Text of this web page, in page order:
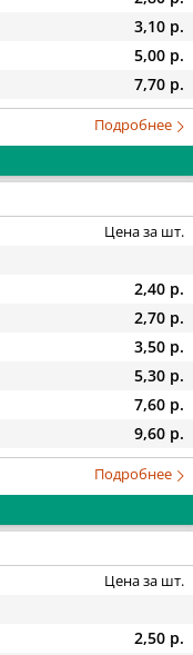
3,10 р.
5,00 р.
7,70 р.
Подробнее
Цена за шт.
2,40 р.
2,70 р.
3,50 р.
5,30 р.
7,60 р.
9,60 р.
Подробнее
Цена за шт.
2,50 р.